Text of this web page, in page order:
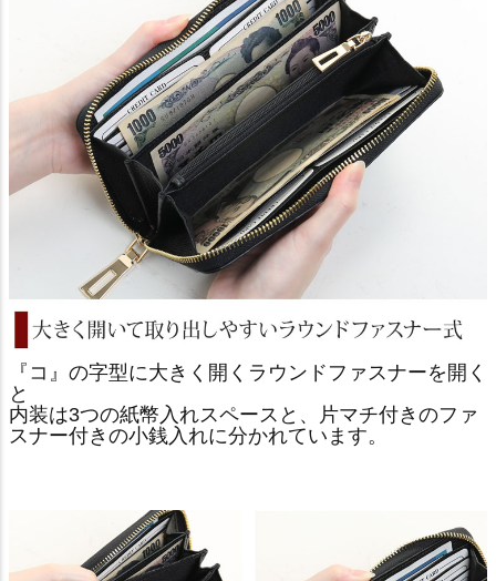
『コ』の字型に大きく開くラウンドファスナーを開く
と
内装は3つの紙幣入れスペースと、片マチ付きのファ
スナー付きの小銭入れに分かれています。